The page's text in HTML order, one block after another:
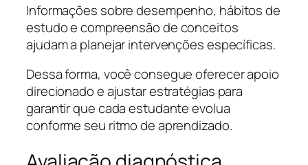
Informações sobre desempenho, hábitos de
estudo e compreensão de conceitos
ajudam a planejar intervenções específicas.
Dessa forma, você consegue oferecer apoio
direcionado e ajustar estratégias para
garantir que cada estudante evolua
conforme seu ritmo de aprendizado.